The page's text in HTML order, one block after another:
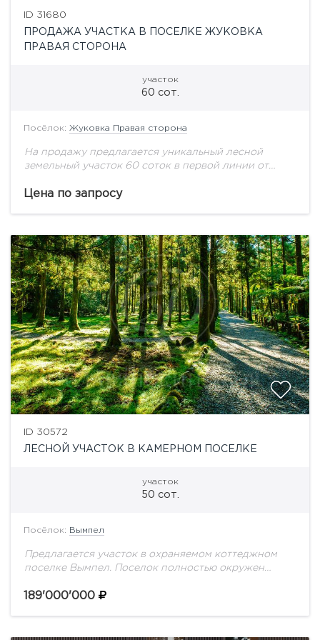
ID 31680
ПРОДАЖА УЧАСТКА В ПОСЕЛКЕ ЖУКОВКА
ПРАВАЯ СТОРОНА
участок
60 сот.
Посёлок: Жуковка Правая сторона
На продажу предлагается уникальный лесной
земельный участок 60 соток в первой линии от
Цена по запросу
ID 30572
ЛЕСНОЙ УЧАСТОК В КАМЕРНОМ ПОСЕЛКЕ
участок
50 сот.
Посёлок: Вымпел
Предлагается участок в охраняемом коттеджном
поселке Вымпел. Поселок полностью окружен
воздух.Участок прилесной, все коммуникации
189'000'000